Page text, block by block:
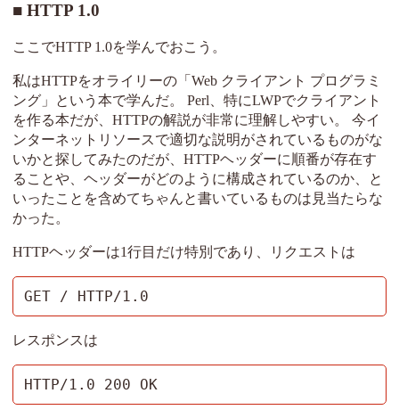
HTTP 1.0
ここでHTTP 1.0を学んでおこう。
私はHTTPをオライリーの「Web クライアント プログラミ
ング」という本で学んだ。 Perl、特にLWPでクライアント
を作る本だが、HTTPの解説が非常に理解しやすい。 今イ
ンターネットリソースで適切な説明がされているものがな
いかと探してみたのだが、HTTPヘッダーに順番が存在す
ることや、ヘッダーがどのように構成されているのか、と
いったことを含めてちゃんと書いているものは見当たらな
かった。
HTTPヘッダーは1行目だけ特別であり、リクエストは
GET / HTTP/1.0
レスポンスは
HTTP/1.0 200 OK